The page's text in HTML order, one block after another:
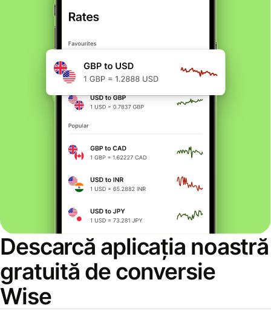
Descarcă aplicația noastră
gratuită de conversie
Wise